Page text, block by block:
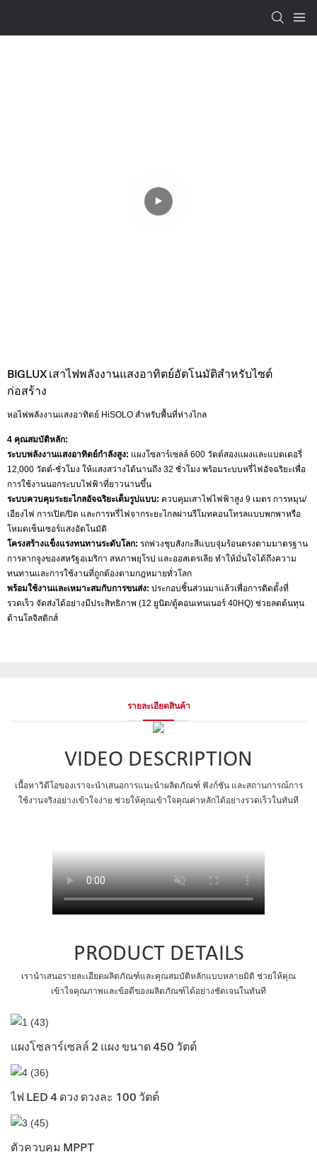
BIGLUX เสาไฟพลังงานแสงอาทิตย์อัตโนมัติสำหรับไซต์
ก่อสร้าง
หอไฟพลังงานแสงอาทิตย์ HiSOLO สำหรับพื้นที่ห่างไกล
4 คุณสมบัติหลัก:
ระบบพลังงานแสงอาทิตย์กำลังสูง: แผงโซลาร์เซลล์ 600 วัตต์สองแผงและแบตเตอรี่
12,000 วัตต์-ชั่วโมง ให้แสงสว่างได้นานถึง 32 ชั่วโมง พร้อมระบบหรี่ไฟอัจฉริยะเพื่อ
การใช้งานนอกระบบไฟฟ้าที่ยาวนานขึ้น
ระบบควบคุมระยะไกลอัจฉริยะเต็มรูปแบบ: ควบคุมเสาไฟไฟฟ้าสูง 9 เมตร การหมุน/
เอียงไฟ การเปิด/ปิด และการหรี่ไฟจากระยะไกลผ่านรีโมทคอนโทรลแบบพกพาหรือ
โหมดเซ็นเซอร์แสงอัตโนมัติ
โครงสร้างแข็งแรงทนทานระดับโลก: รถพ่วงชุบสังกะสีแบบจุ่มร้อนตรงตามมาตรฐาน
การลากจูงของสหรัฐอเมริกา สหภาพยุโรป และออสเตรเลีย ทำให้มั่นใจได้ถึงความ
ทนทานและการใช้งานที่ถูกต้องตามกฎหมายทั่วโลก
พร้อมใช้งานและเหมาะสมกับการขนส่ง: ประกอบชิ้นส่วนมาแล้วเพื่อการติดตั้งที่
รวดเร็ว จัดส่งได้อย่างมีประสิทธิภาพ (12 ยูนิต/ตู้คอนเทนเนอร์ 40HQ) ช่วยลดต้นทุน
ด้านโลจิสติกส์
รายละเอียดสินค้า
VIDEO DESCRIPTION
เนื้อหาวิดีโอของเราจะนำเสนอการแนะนำผลิตภัณฑ์ ฟังก์ชัน และสถานการณ์การ
ใช้งานจริงอย่างเข้าใจง่าย ช่วยให้คุณเข้าใจคุณค่าหลักได้อย่างรวดเร็วในทันที
PRODUCT DETAILS
เรานำเสนอรายละเอียดผลิตภัณฑ์และคุณสมบัติหลักแบบหลายมิติ ช่วยให้คุณ
เข้าใจคุณภาพและข้อดีของผลิตภัณฑ์ได้อย่างชัดเจนในทันที
แผงโซลาร์เซลล์ 2 แผง ขนาด 450 วัตต์
ไฟ LED 4 ดวง ดวงละ 100 วัตต์
ตัวควบคุม MPPT